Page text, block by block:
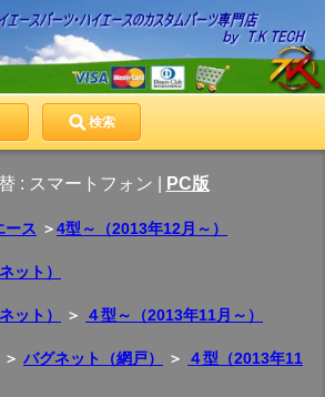
検索
: スマートフォン PC版
ース ＞4型～（2013年12月～）
ット）
ット） ＞ ４型～（2013年11月～）
＞ バグネット（網戸） ＞
４型（2013年11